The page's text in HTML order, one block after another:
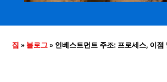
집 » 블로그» 인베스트먼트 주조: 프로세스, 이점